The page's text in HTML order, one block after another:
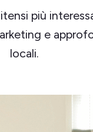
più
e
locali.